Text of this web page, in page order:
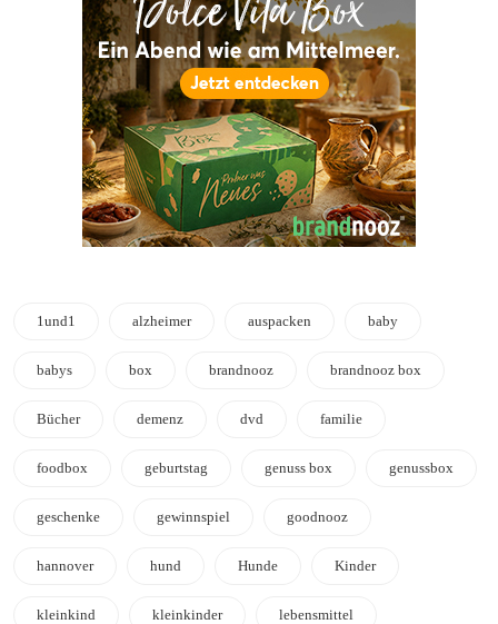
1und1 alzheimer auspacken baby
babys box brandnooz brandnooz box
Bücher demenz dvd familie
foodbox geburtstag genuss box genussbox
geschenke gewinnspiel goodnooz
hannover hund Hunde Kinder
kleinkind kleinkinder lebensmittel